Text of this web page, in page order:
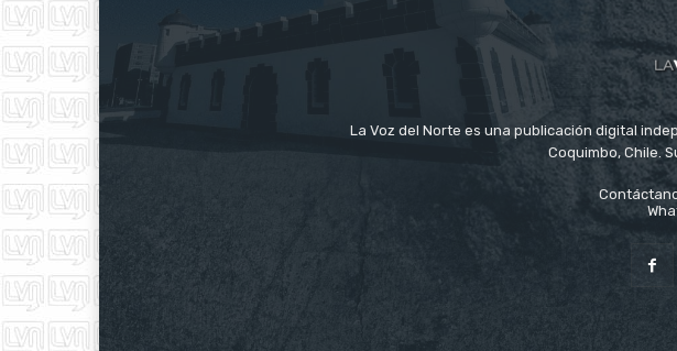
La Voz del Norte es una publicación digital
Coquimbo, Chile.